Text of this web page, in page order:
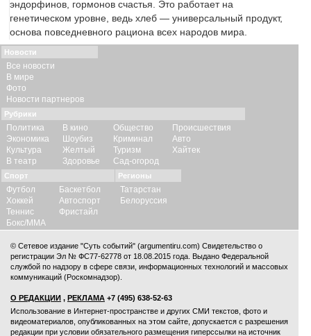
эндорфинов, гормонов счастья. Это работает на
генетическом уровне, ведь хлеб — универсальный продукт,
основа повседневного рациона всех народов мира.
Новости
Все новости
В мире
Фото
Новости партнеров
Рубрики
Политика
Экономика
Культура
В театр
В кино
Шоубиз
Желтый
Здоровье
Общество
Криминал
Туризм
Сад-огород
Происшествия
Авто
Хайтек
Спорт
Футбол
Хоккей
Теннис
Бокс/ММА
Баскетбол
Автоспорт
Фристайл
Регионы
Татарстан
Белоруссия
© Сетевое издание "Суть событий" (argumentiru.com) Свидетельство о
регистрации Эл № ФС77-62778 от 18.08.2015 года. Выдано Федеральной
службой по надзору в сфере связи, информационных технологий и массовых
коммуникаций (Роскомнадзор).
О РЕДАКЦИИ , РЕКЛАМА +7 (495) 638-52-63
Использование в Интернет-пространстве и других СМИ текстов, фото и
видеоматериалов, опубликованных на этом сайте, допускается с разрешения
редакции при условии обязательного размещения гиперссылки на источник